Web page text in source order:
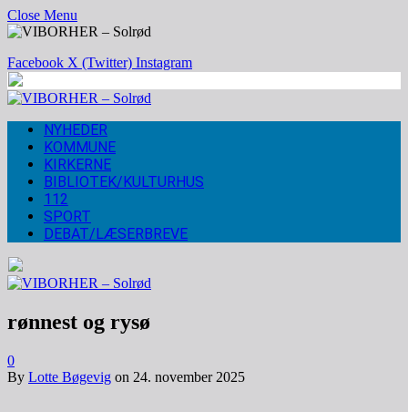
Close Menu
Facebook X (Twitter) Instagram
NYHEDER
KOMMUNE
KIRKERNE
BIBLIOTEK/KULTURHUS
112
SPORT
DEBAT/LÆSERBREVE
rønnest og rysø
0
By Lotte Bøgevig on 24. november 2025